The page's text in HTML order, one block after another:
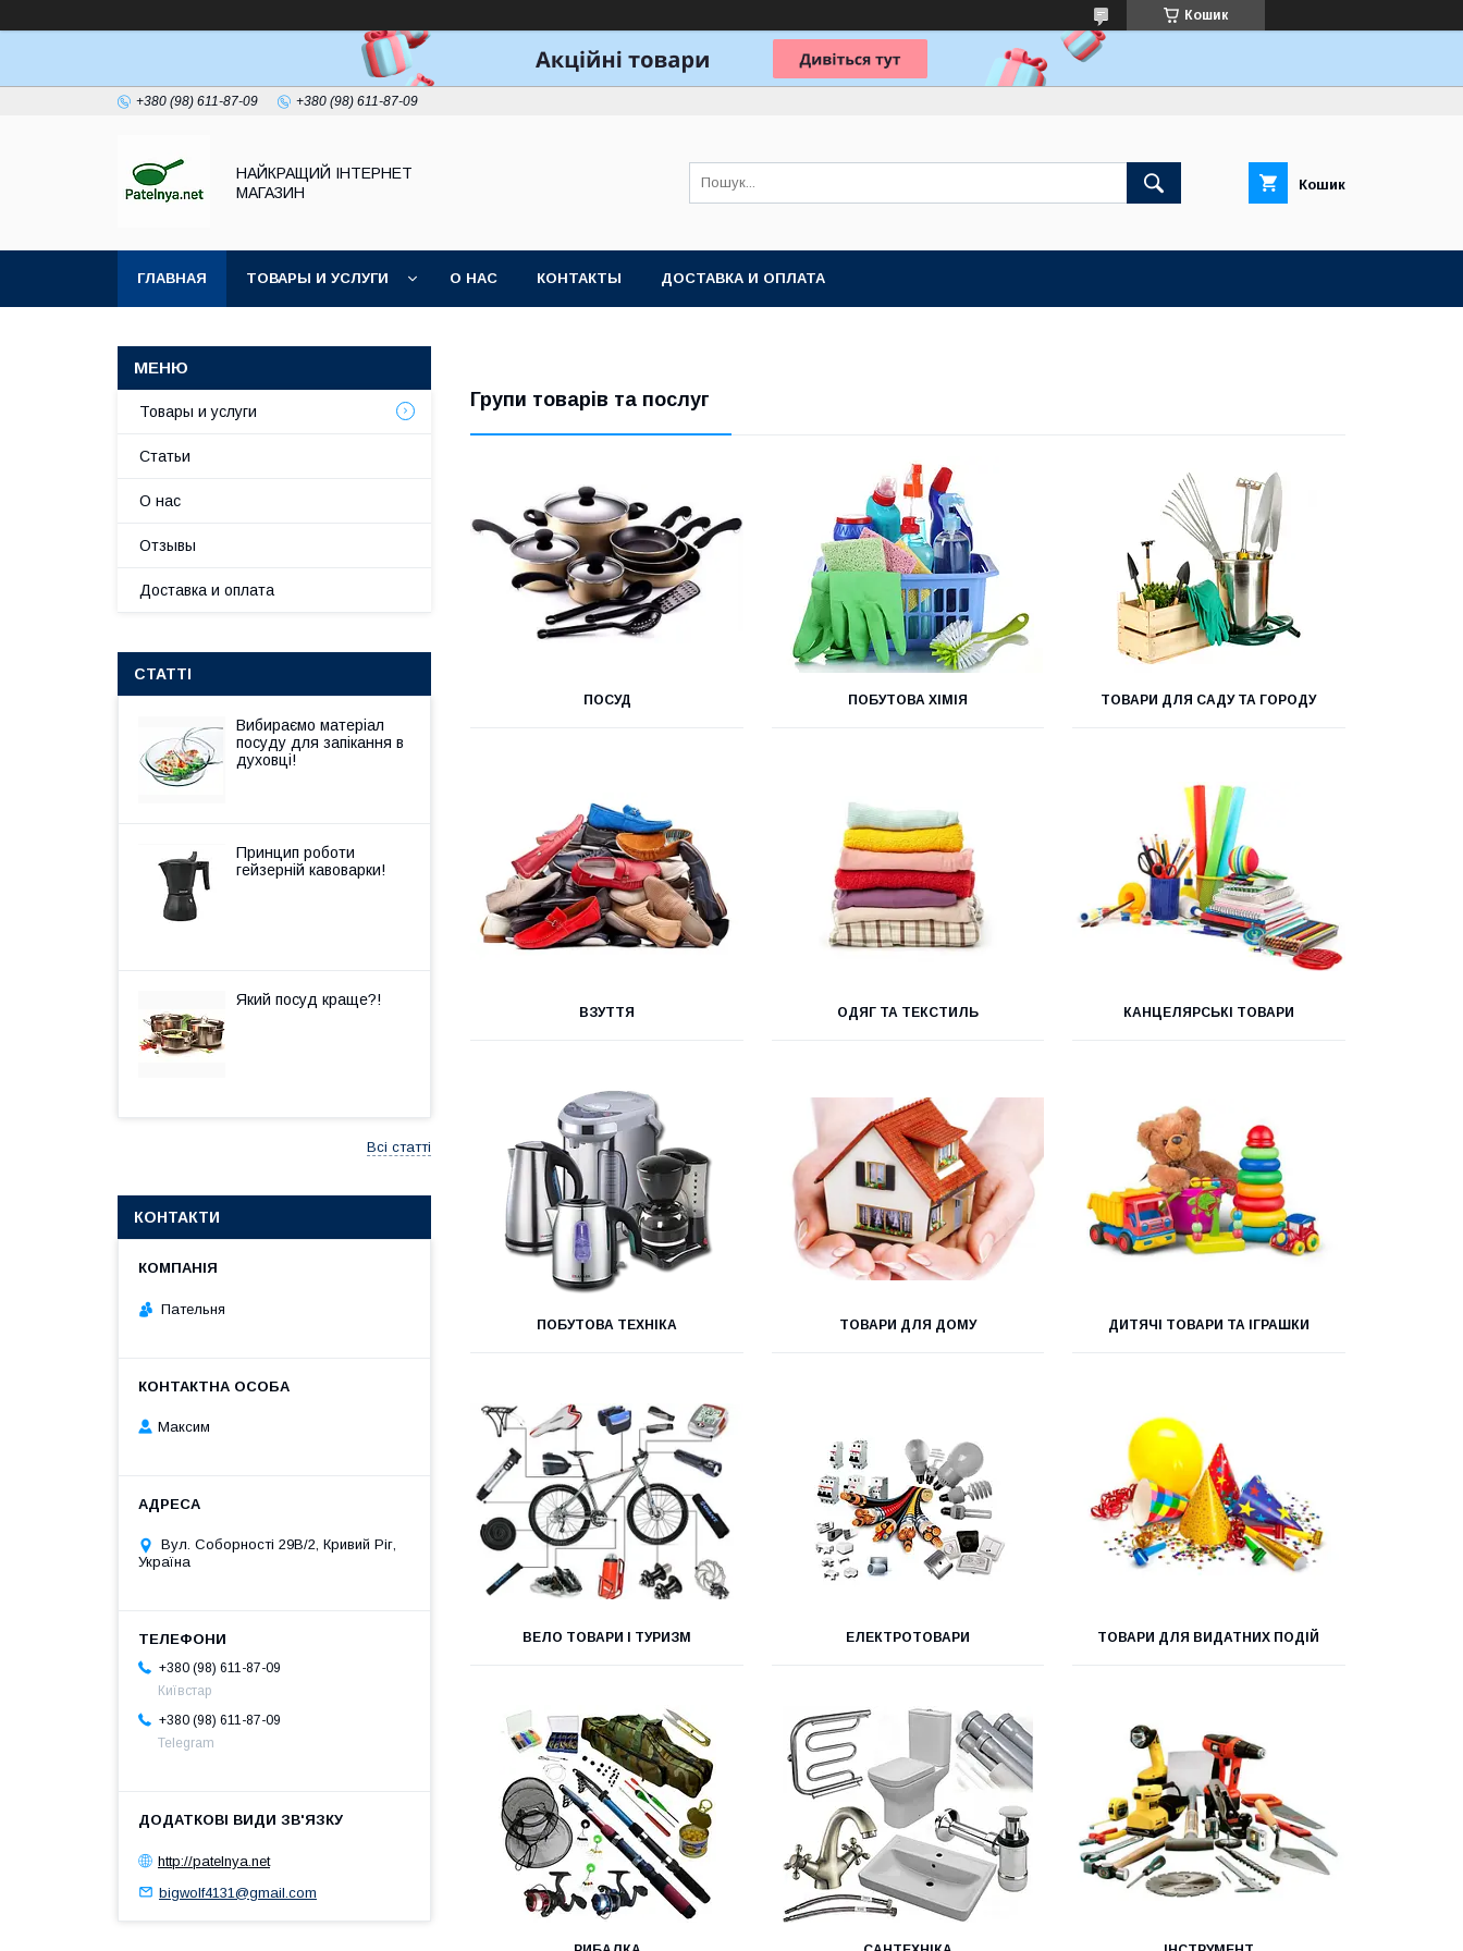
Кошик
+380 (98) 611-87-09 +380 (98) 611-87-09
НАЙКРАЩИЙ ІНТЕРНЕТ
МАГАЗИН
Кошик
ГЛАВНАЯ ТОВАРЫ И УСЛУГИ О НАС КОНТАКТЫ ДОСТАВКА И ОПЛАТА
Групи товарів та послуг
ПОСУД ПОБУТОВА ХІМІЯ ТОВАРИ ДЛЯ САДУ ТА ГОРОДУ
ВЗУТТЯ ОДЯГ ТА ТЕКСТИЛЬ КАНЦЕЛЯРСЬКІ ТОВАРИ
ПОБУТОВА ТЕХНІКА ТОВАРИ ДЛЯ ДОМУ ДИТЯЧІ ТОВАРИ ТА ІГРАШКИ
ВЕЛО ТОВАРИ І ТУРИЗМ ЕЛЕКТРОТОВАРИ ТОВАРИ ДЛЯ ВИДАТНИХ ПОДІЙ
Товары и услуги
Статьи
О нас
Отзывы
Доставка и оплата
СТАТТІ
Вибираємо матеріал
посуду для запікання в
духовці!
Принцип роботи
гейзерній кавоварки!
Який посуд краще?!
Всі статті
КОНТАКТИ
Пательня
Максим
Вул. Соборності 29В/2, Кривий Ріг,
Україна
+380 (98) 611-87-09
Київстар
+380 (98) 611-87-09
Telegram
http://patelnya.net
bigwolf4131@gmail.com